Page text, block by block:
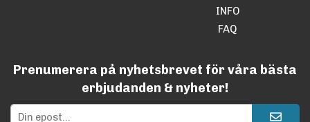
INFO
FAQ
Prenumerera på nyhetsbrevet för våra bästa
erbjudanden & nyheter!